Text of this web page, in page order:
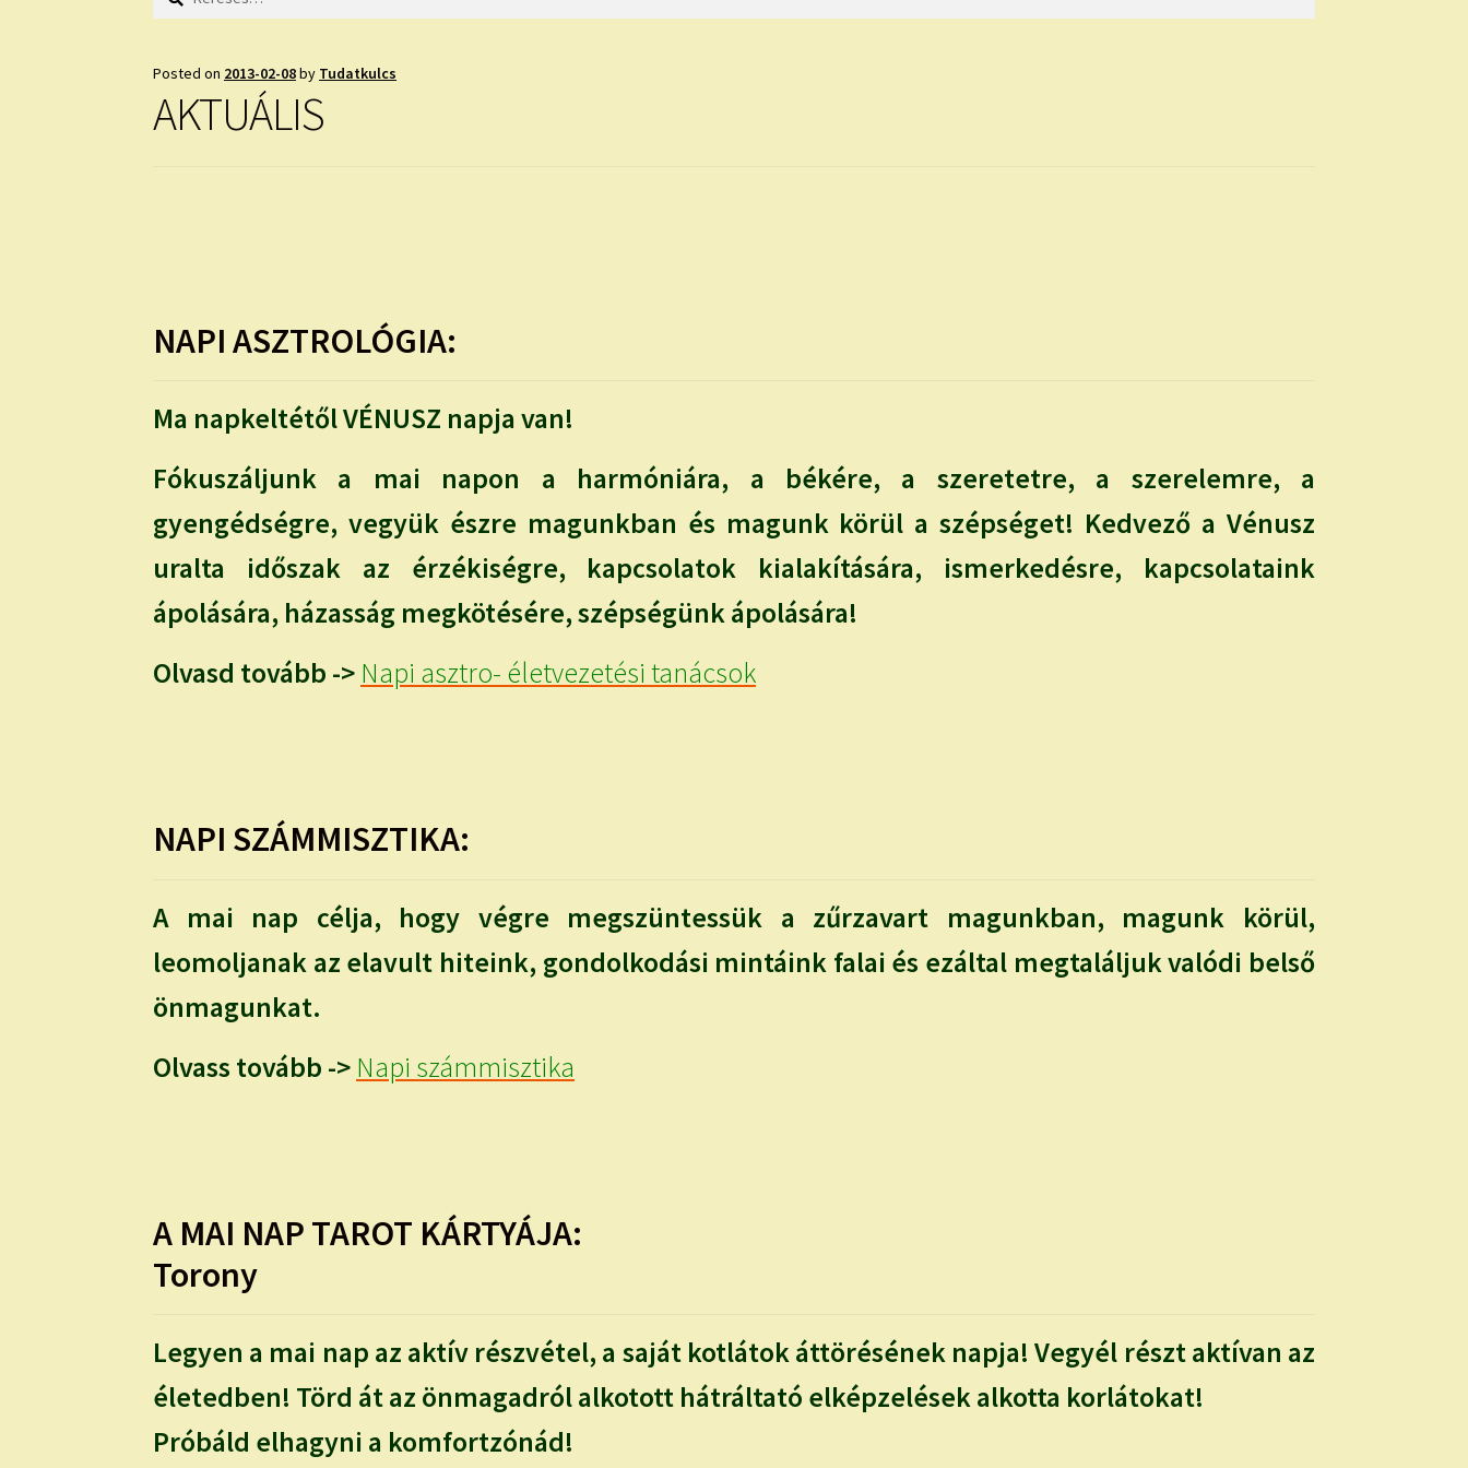
Posted on 2013-02-08by Tudatkulcs
AKTUÁLIS
NAPI ASZTROLÓGIA:
Ma napkeltétől VÉNUSZ napja van!
Fókuszáljunk a mai napon a harmóniára, a békére, a szeretetre, a szerelemre, a
gyengédségre, vegyük észre magunkban és magunk körül a szépséget! Kedvező a Vénusz
uralta időszak az érzékiségre, kapcsolatok kialakítására, ismerkedésre, kapcsolataink
ápolására, házasság megkötésére, szépségünk ápolására!
Olvasd tovább -> Napi asztro- életvezetési tanácsok
NAPI SZÁMMISZTIKA:
A mai nap célja, hogy végre megszüntessük a zűrzavart magunkban, magunk körül,
leomoljanak az elavult hiteink, gondolkodási mintáink falai és ezáltal megtaláljuk valódi belső
önmagunkat.
Olvass tovább -> Napi számmisztika
A MAI NAP TAROT KÁRTYÁJA:
Torony
Legyen a mai nap az aktív részvétel, a saját kotlátok áttörésének napja! Vegyél részt aktívan az
életedben! Törd át az önmagadról alkotott hátráltató elképzelések alkotta korlátokat!
Próbáld elhagyni a komfortzónád!